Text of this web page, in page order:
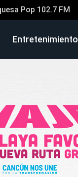
Pop 102.7 FM
Entretenimiento